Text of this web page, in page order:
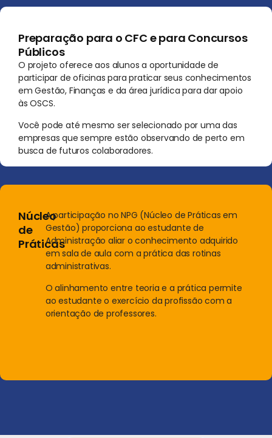
Preparação para o CFC e para Concursos
Públicos
O projeto oferece aos alunos a oportunidade de
participar de oficinas para praticar seus conhecimentos
em Gestão, Finanças e da área jurídica para dar apoio
às OSCS.
Você pode até mesmo ser selecionado por uma das
empresas que sempre estão observando de perto em
busca de futuros colaboradores.
Núcleo
de
Práticas
A participação no NPG (Núcleo de Práticas em
Gestão) proporciona ao estudante de
Administração aliar o conhecimento adquirido
em sala de aula com a prática das rotinas
administrativas.
O alinhamento entre teoria e a prática permite
ao estudante o exercício da profissão com a
orientação de professores.